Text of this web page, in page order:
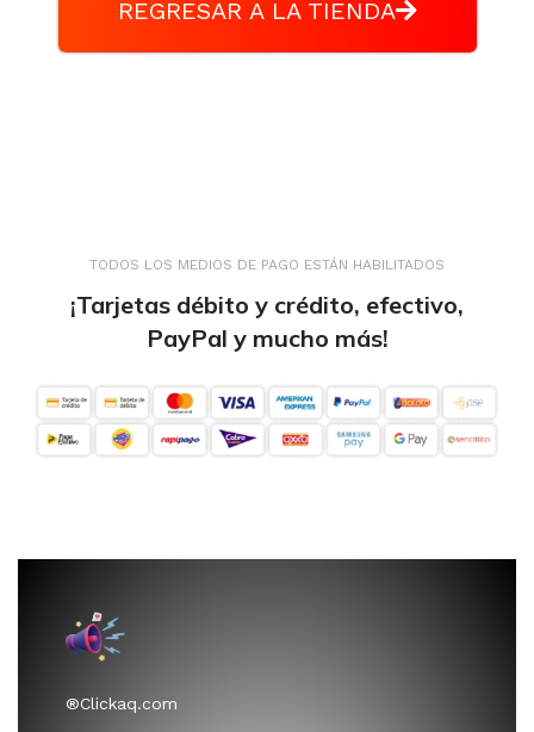
REGRESAR A LA TIENDA
TODOS LOS MEDIOS DE PAGO ESTÁN HABILITADOS
¡Tarjetas débito y crédito, efectivo,
PayPal y mucho más!
®Clickaq.com